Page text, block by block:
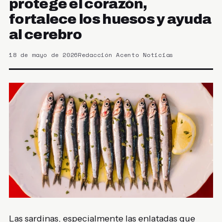
protege el corazón,
fortalece los huesos y ayuda
al cerebro
18 de mayo de 2026Redacción Acento Noticias
Las sardinas, especialmente las enlatadas que